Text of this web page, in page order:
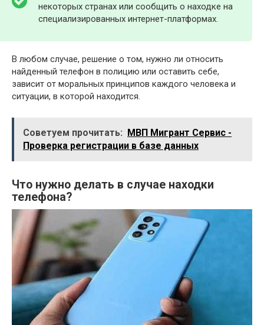
некоторых странах или сообщить о находке на
специализированных интернет-платформах.
В любом случае, решение о том, нужно ли относить
найденный телефон в полицию или оставить себе,
зависит от моральных принципов каждого человека и
ситуации, в которой находится.
Советуем прочитать: МВП Мигрант Сервис -
Проверка регистрации в базе данных
Что нужно делать в случае находки
телефона?